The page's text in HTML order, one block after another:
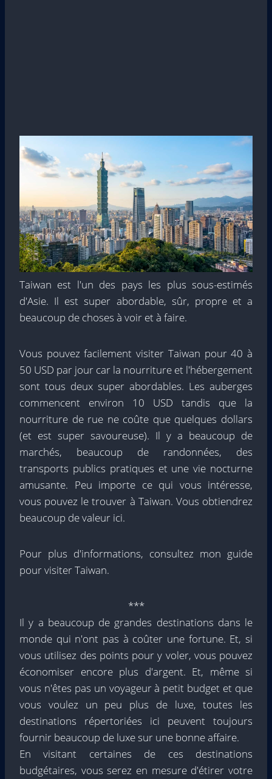
Taiwan est l'un des pays les plus sous-estimés
d'Asie. Il est super abordable, sûr, propre et a
beaucoup de choses à voir et à faire.
Vous pouvez facilement visiter Taiwan pour 40 à
50 USD par jour car la nourriture et l'hébergement
sont tous deux super abordables. Les auberges
commencent environ 10 USD tandis que la
nourriture de rue ne coûte que quelques dollars
(et est super savoureuse). Il y a beaucoup de
marchés, beaucoup de randonnées, des
transports publics pratiques et une vie nocturne
amusante. Peu importe ce qui vous intéresse,
vous pouvez le trouver à Taiwan. Vous obtiendrez
beaucoup de valeur ici.
Pour plus d'informations, consultez mon guide
pour visiter Taiwan.
***
Il y a beaucoup de grandes destinations dans le
monde qui n'ont pas à coûter une fortune. Et, si
vous utilisez des points pour y voler, vous pouvez
économiser encore plus d'argent. Et, même si
vous n'êtes pas un voyageur à petit budget et que
vous voulez un peu plus de luxe, toutes les
destinations répertoriées ici peuvent toujours
fournir beaucoup de luxe sur une bonne affaire.
En visitant certaines de ces destinations
budgétaires, vous serez en mesure d'étirer votre